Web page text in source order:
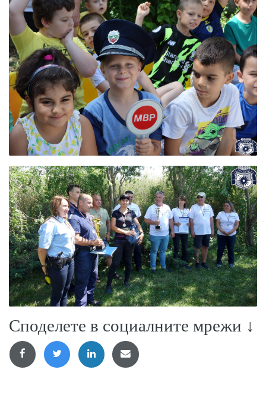
Споделете в социалните мрежи ↓